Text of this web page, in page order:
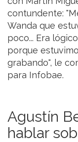
contundente:
Wanda que
poco... Era
porque
grabando", le
para Infobae.
Agustín
hablar